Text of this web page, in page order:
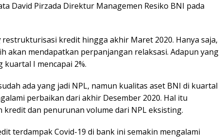
David Pirzada Direktur Managemen Resiko BNI pada
restrukturisasi kredit hingga akhir Maret 2020. Hanya saja,
akan mendapatkan perpanjangan relaksasi. Adapun yang
I mencapai 2%.
ada yang jadi NPL, namun kualitas aset BNI di kuartal
perbaikan dari akhir Desember 2020. Hal itu
dan penurunan volume dari NPL eksisting.
terdampak Covid-19 di bank ini semakin mengalami